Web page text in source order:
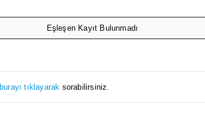
Eşleşen Kayıt Bulunmadı
burayı tıklayarak sorabilirsiniz.